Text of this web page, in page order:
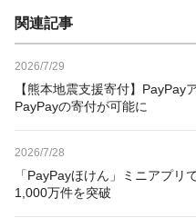
関連記事
2026/7/29
【熊本地震支援寄付】PayPay
PayPayの寄付が可能に
2026/7/28
「PayPayほけん」ミニアプリ
1,000万件を突破